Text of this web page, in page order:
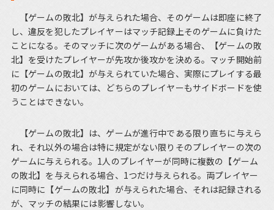
【ゲームの敗北】が与えられた場合、そのゲームは即座に終了
し、違反を犯したプレイヤーはマッチ記録上そのゲームに負けた
ことになる。そのマッチに次のゲームがある場合、【ゲームの敗
北】を受けたプレイヤーが先攻か後攻かを決める。マッチ開始前
に【ゲームの敗北】が与えられていた場合、実際にプレイする最
初のゲームにおいては、どちらのプレイヤーもサイドボードを使
うことはできない。
【ゲームの敗北】は、ゲームが進行中である限り直ちに与えら
れ、それ以外の場合は特に規定がない限りそのプレイヤーの次の
ゲームに与えられる。1人のプレイヤーが同時に複数の【ゲーム
の敗北】を与えられる場合、1つだけ与えられる。両プレイヤー
に同時に【ゲームの敗北】が与えられた場合、それは記録される
が、マッチの結果には影響しない。